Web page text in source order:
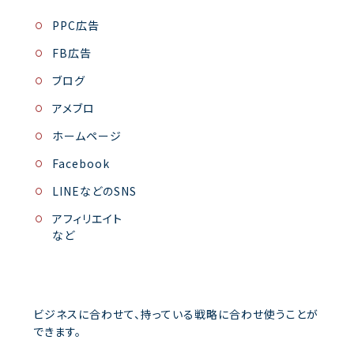
PPC広告
FB広告
ブログ
アメブロ
ホームページ
Facebook
LINEなどのSNS
アフィリエイト
など
ビジネスに合わせて、持っている戦略に合わせ使うことが
できます。